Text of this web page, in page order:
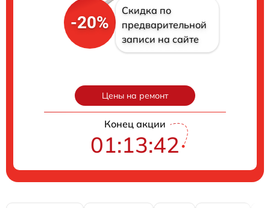
-20%
Скидка по
предварительной
записи на сайте
Цены на ремонт
Конец акции
01:13:41